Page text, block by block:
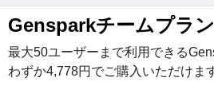
Gensparkチームプラン
最大50ユーザーまで利用できる
わずか4,778円でご購入いただけま